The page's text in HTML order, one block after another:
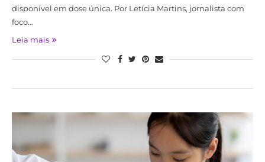
disponível em dose única. Por Letícia Martins, jornalista com
foco…
Leia mais